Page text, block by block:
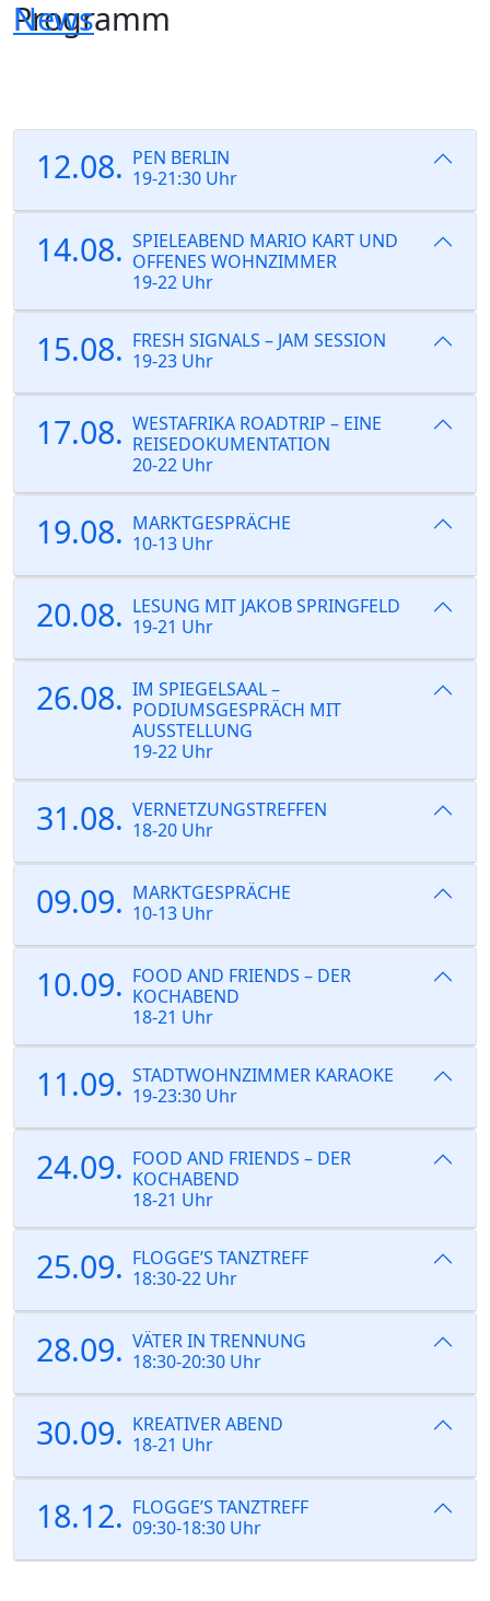
Skip
toProgramm
12.08. PEN BERLIN
19-21:30 Uhr
14.08. SPIELEABEND MARIO KART UND
OFFENES WOHNZIMMER
19-22 Uhr
15.08. FRESH SIGNALS – JAM SESSION
19-23 Uhr
17.08. WESTAFRIKA ROADTRIP – EINE
REISEDOKUMENTATION
20-22 Uhr
19.08. MARKTGESPRÄCHE
10-13 Uhr
20.08. LESUNG MIT JAKOB SPRINGFELD
19-21 Uhr
26.08. IM SPIEGELSAAL –
PODIUMSGESPRÄCH MIT
AUSSTELLUNG
19-22 Uhr
31.08. VERNETZUNGSTREFFEN
18-20 Uhr
09.09. MARKTGESPRÄCHE
10-13 Uhr
10.09. FOOD AND FRIENDS – DER
KOCHABEND
18-21 Uhr
11.09. STADTWOHNZIMMER KARAOKE
19-23:30 Uhr
24.09. FOOD AND FRIENDS – DER
KOCHABEND
18-21 Uhr
25.09. FLOGGE’S TANZTREFF
18:30-22 Uhr
28.09. VÄTER IN TRENNUNG
18:30-20:30 Uhr
30.09. KREATIVER ABEND
18-21 Uhr
18.12. FLOGGE’S TANZTREFF
09:30-18:30 Uhr
News